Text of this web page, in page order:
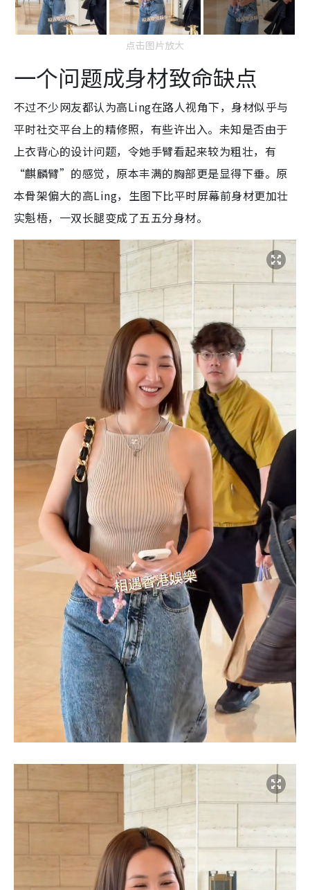
点击图片放大
一个问题成身材致命缺点
不过不少网友都认为高Ling在路人视角下，身材似乎与
平时社交平台上的精修照，有些许出入。未知是否由于
上衣背心的设计问题，令她手臂看起来较为粗壮，有
“麒麟臂”的感觉，原本丰满的胸部更是显得下垂。原
本骨架偏大的高Ling，生图下比平时屏幕前身材更加壮
实魁梧，一双长腿变成了五五分身材。